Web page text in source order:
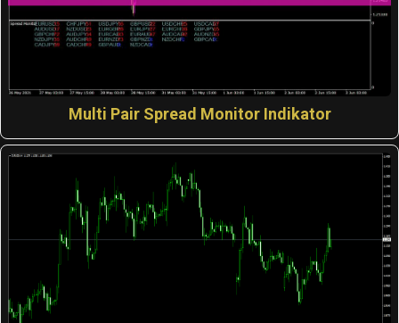
Multi Pair Spread Monitor Indikator